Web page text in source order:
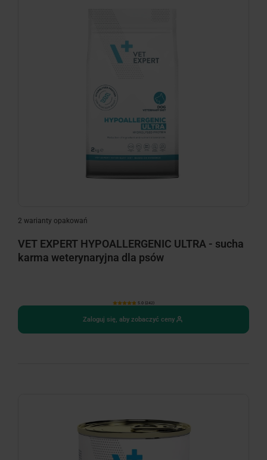
2 warianty opakowań
VET EXPERT HYPOALLERGENIC ULTRA - sucha
karma weterynaryjna dla psów
5.0 (242)
Zaloguj się, aby zobaczyć ceny